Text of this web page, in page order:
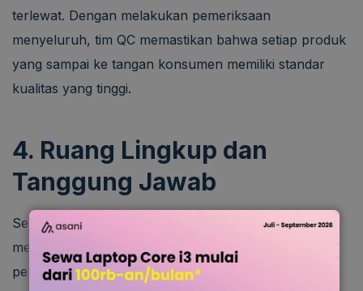
terlewat. Dengan melakukan pemeriksaan
menyeluruh, tim QC memastikan bahwa setiap produk
yang sampai ke tangan konsumen memiliki standar
kualitas yang tinggi.
4. Ruang Lingkup dan
Tanggung Jawab
Seperti yang telah dijelaskan, tanggung jawab QA
mencakup semua aspek produksi, mulai dari tahap
perencanaan hingga eksekusi. Sementara itu,